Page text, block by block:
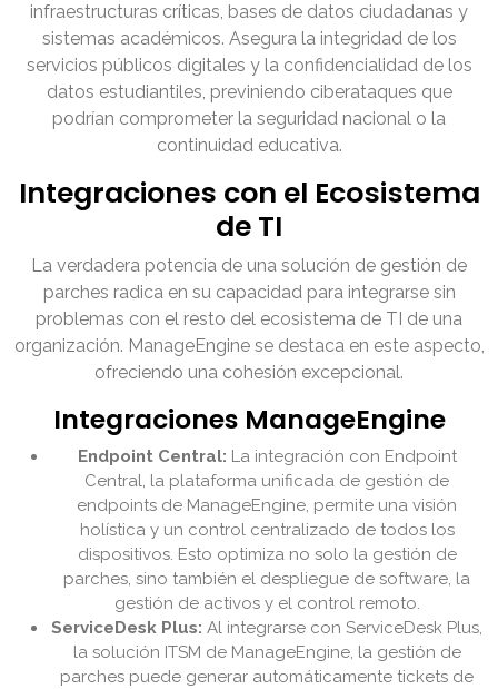
infraestructuras críticas, bases de datos ciudadanas y
sistemas académicos. Asegura la integridad de los
servicios públicos digitales y la confidencialidad de los
datos estudiantiles, previniendo ciberataques que
podrían comprometer la seguridad nacional o la
continuidad educativa.
Integraciones con el Ecosistema
de TI
La verdadera potencia de una solución de gestión de
parches radica en su capacidad para integrarse sin
problemas con el resto del ecosistema de TI de una
organización. ManageEngine se destaca en este aspecto,
ofreciendo una cohesión excepcional.
Integraciones ManageEngine
Endpoint Central: La integración con Endpoint
Central, la plataforma unificada de gestión de
endpoints de ManageEngine, permite una visión
holística y un control centralizado de todos los
dispositivos. Esto optimiza no solo la gestión de
parches, sino también el despliegue de software, la
gestión de activos y el control remoto.
ServiceDesk Plus: Al integrarse con ServiceDesk Plus,
la solución ITSM de ManageEngine, la gestión de
parches puede generar automáticamente tickets de